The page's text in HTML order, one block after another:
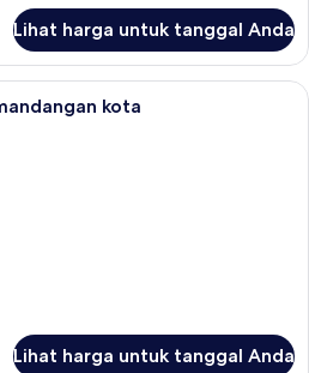
Lihat harga untuk tanggal Anda
Apartemen Comfort, pemandangan
kota
Lihat harga untuk tanggal Anda